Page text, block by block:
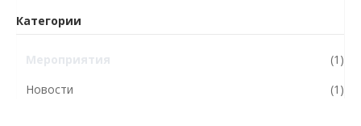
Категории
Мероприятия
(1)
Новости
(1)